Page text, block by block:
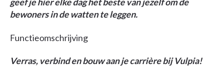
bewoners in de watten te leggen.
Functieomschrijving
Verras, verbind en bouw aan je carrière bij Vulpia!